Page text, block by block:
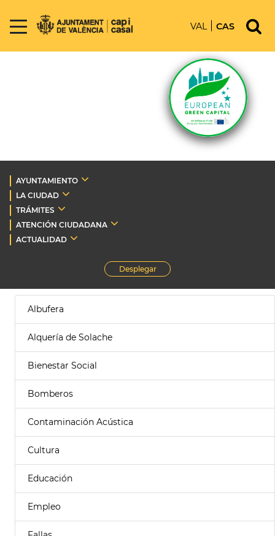
VAL CAS
AYUNTAMIENTO
LA CIUDAD
TRÁMITES
ATENCIÓN CIUDADANA
ACTUALIDAD
Desplegar
Albufera
Alquería de Solache
Bienestar Social
Bomberos
Contaminación Acústica
Cultura
Educación
Empleo